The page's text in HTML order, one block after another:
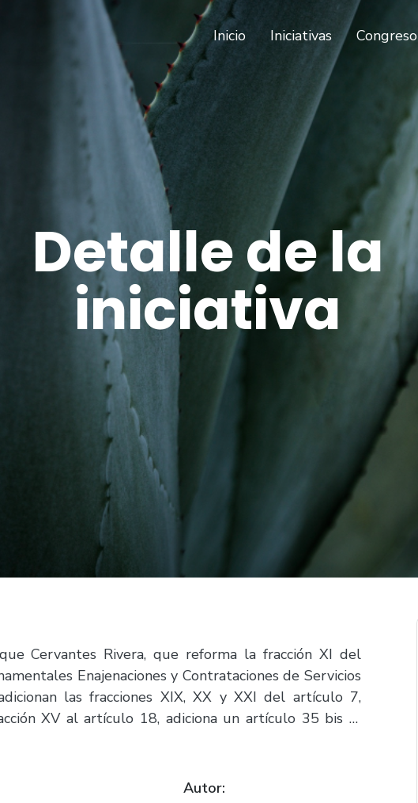
Inicio(current)
Iniciativas Congreso
Detalle de la
iniciativa
Cervantes Rivera, que reforma la fracción XI del
Enajenaciones y Contrataciones de Servicios
las fracciones XIX, XX y XXI del artículo 7,
XV al artículo 18, adiciona un artículo 35 bis al
artículo 21, modifica la fracción IX, del artículo 32 de
Autor: